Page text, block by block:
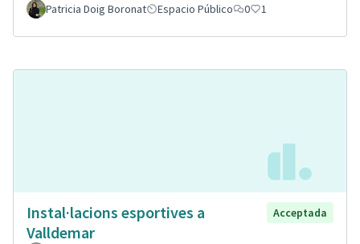
Patricia Doig Boronat
Espacio Público 0 1
Instal·lacions esportives a
Valldemar
Acceptada